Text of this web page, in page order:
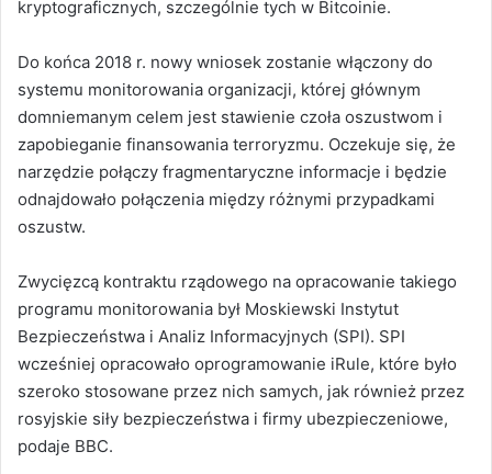
kryptograficznych, szczególnie tych w Bitcoinie.
Do końca 2018 r. nowy wniosek zostanie włączony do
systemu monitorowania organizacji, której głównym
domniemanym celem jest stawienie czoła oszustwom i
zapobieganie finansowania terroryzmu. Oczekuje się, że
narzędzie połączy fragmentaryczne informacje i będzie
odnajdowało połączenia między różnymi przypadkami
oszustw.
Zwycięzcą kontraktu rządowego na opracowanie takiego
programu monitorowania był Moskiewski Instytut
Bezpieczeństwa i Analiz Informacyjnych (SPI). SPI
wcześniej opracowało oprogramowanie iRule, które było
szeroko stosowane przez nich samych, jak również przez
rosyjskie siły bezpieczeństwa i firmy ubezpieczeniowe,
podaje BBC.